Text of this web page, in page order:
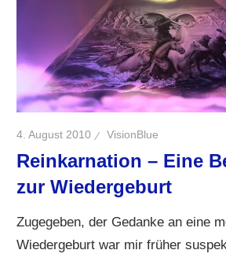
4. August 2010 VisionBlue
Reinkarnation – Eine
zur Wiedergeburt
Zugegeben, der Gedanke an eine
Wiedergeburt war mir früher